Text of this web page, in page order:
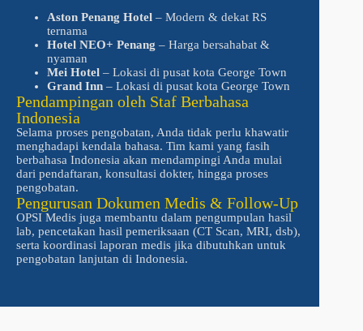
Aston Penang Hotel– Modern & dekat RS
ternama
Hotel NEO+ Penang – Harga bersahabat &
nyaman
Mei Hotel– Lokasi di pusat kota George Town
Grand Inn – Lokasi di pusat kota George Town
Pendampingan oleh Staf Berbahasa
Indonesia
Selama proses pengobatan, Anda tidak perlu khawatir
menghadapi kendala bahasa. Tim kami yang fasih
berbahasa Indonesia akan mendampingi Anda mulai
dari pendaftaran, konsultasi dokter, hingga proses
pengobatan.
Pengurusan Dokumen Medis & Follow-Up
OPSI Medis juga membantu dalam pengumpulan hasil
lab, pencetakan hasil pemeriksaan (CT Scan, MRI, dsb),
serta koordinasi laporan medis jika dibutuhkan untuk
pengobatan lanjutan di Indonesia.